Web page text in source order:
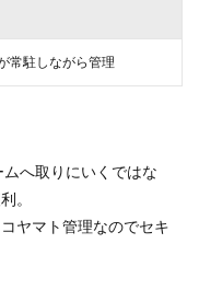
常駐しながら管理
へ取りにいくではな
。
ヤマト管理なのでセキ